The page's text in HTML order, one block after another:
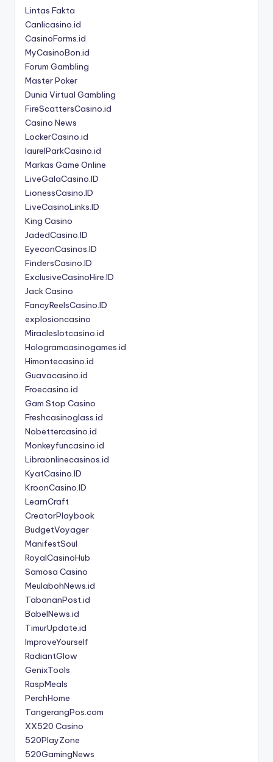
Lintas Fakta
Canlicasino.id
CasinoForms.id
MyCasinoBon.id
Forum Gambling
Master Poker
Dunia Virtual Gambling
FireScattersCasino.id
Casino News
LockerCasino.id
laurelParkCasino.id
Markas Game Online
LiveGalaCasino.ID
LionessCasino.ID
LiveCasinoLinks.ID
King Casino
JadedCasino.ID
EyeconCasinos.ID
FindersCasino.ID
ExclusiveCasinoHire.ID
Jack Casino
FancyReelsCasino.ID
explosioncasino
Miracleslotcasino.id
Hologramcasinogames.id
Himontecasino.id
Guavacasino.id
Froecasino.id
Gam Stop Casino
Freshcasinoglass.id
Nobettercasino.id
Monkeyfuncasino.id
Libraonlinecasinos.id
KyatCasino.ID
KroonCasino.ID
LearnCraft
CreatorPlaybook
BudgetVoyager
ManifestSoul
RoyalCasinoHub
Samosa Casino
MeulabohNews.id
TabananPost.id
BabelNews.id
TimurUpdate.id
ImproveYourself
RadiantGlow
GenixTools
RaspMeals
PerchHome
TangerangPos.com
XX520 Casino
520PlayZone
520GamingNews